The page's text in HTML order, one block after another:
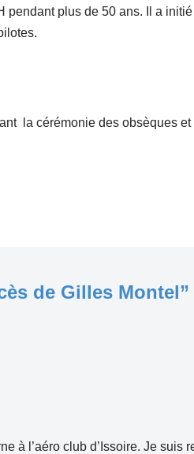
plus de 50 ans. Il a
la cérémonie des obsèques
de Gilles Montel”
à l’aéro club d’Issoire. Je suis